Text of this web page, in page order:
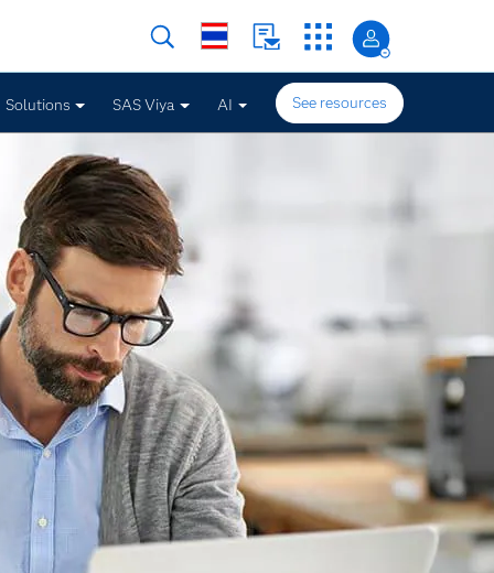
Solutions SAS Viya AI See resources